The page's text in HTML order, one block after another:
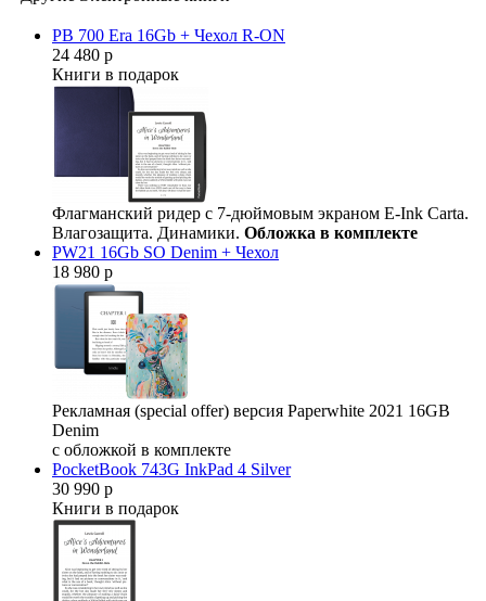
PB 700 Era 16Gb + Чехол R-ON
24 480 р
Книги в подарок
Флагманский ридер с 7-дюймовым экраном E-Ink Carta.
Влагозащита. Динамики. Обложка в комплекте
PW21 16Gb SO Denim + Чехол
18 980 р
Рекламная (special offer) версия Paperwhite 2021 16GB
Denim
с обложкой в комплекте
PocketBook 743G InkPad 4 Silver
30 990 р
Книги в подарок